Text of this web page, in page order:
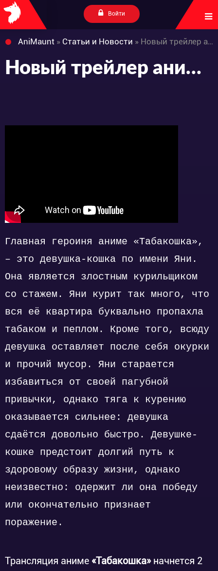
Войти
AniMaunt » Статьи и Новости » Новый трейлер аниме-сериала «Yani Neko»
Новый трейлер аниме-сериала «Yani Neko»
Главная героиня аниме «Табакошка»,
– это девушка-кошка по имени Яни.
Она является злостным курильщиком
со стажем. Яни курит так много, что
вся её квартира буквально пропахла
табаком и пеплом. Кроме того, всюду
девушка оставляет после себя окурки
и прочий мусор. Яни старается
избавиться от своей пагубной
привычки, однако тяга к курению
оказывается сильнее: девушка
сдаётся довольно быстро. Девушке-
кошке предстоит долгий путь к
здоровому образу жизни, однако
неизвестно: одержит ли она победу
или окончательно признает
поражение.
Трансляция аниме «Табакошка»начнется 2